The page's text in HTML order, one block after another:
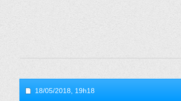
18/05/2018, 19h18